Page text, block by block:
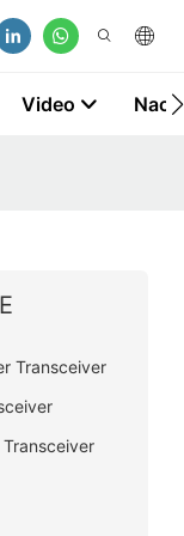
Video
Transceiver